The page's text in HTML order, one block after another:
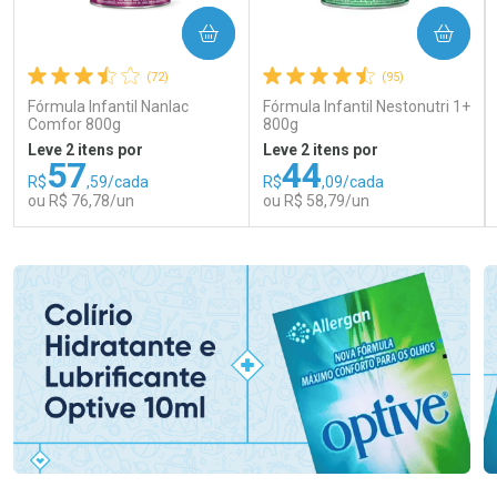
(72)
Fórmula Infantil Nanlac
Comfor 800g
Leve 2 itens por
R$57,59/cada
ou R$ 76,78/un
COMPRAR
(95)
Fórmula Infantil Nestonutri 1+
800g
Leve 2 itens por
R$44,09/cada
ou R$ 58,79/un
COMPRAR
Laboratório
Por Menos